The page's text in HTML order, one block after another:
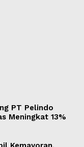
PT Pelindo
Meningkat 13%